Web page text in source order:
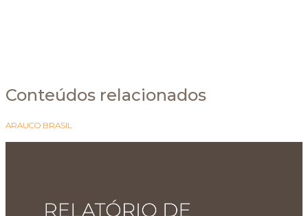
Conteúdos relacionados
ARAUCO BRASIL